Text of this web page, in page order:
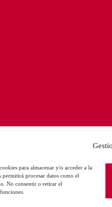
para almacenar y/o acceder a la
procesar datos como el
No consentir o retirar el